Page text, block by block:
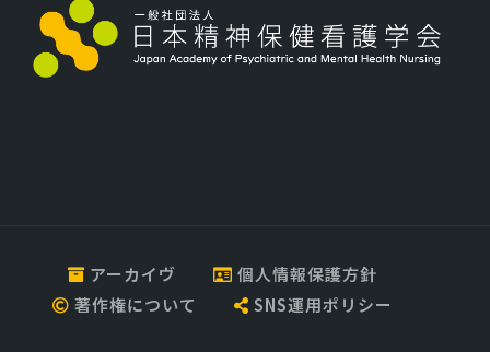
アーカイヴ
個人情報保護方針
著作権について
SNS運用ポリシー